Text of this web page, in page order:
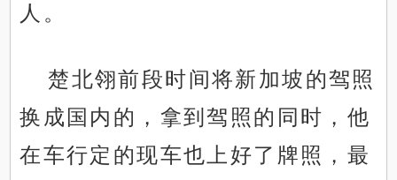
人。
楚北翎前段时间将新加坡的驾照
换成国内的，拿到驾照的同时，他
在车行定的现车也上好了牌照，最